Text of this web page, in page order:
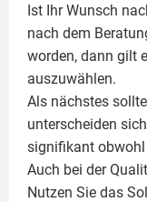
Ist Ihr Wunsch
nach dem
worden, dann gilt
auszuwählen.
Als nächstes
unterscheiden
signifikant
Auch bei der
Nutzen Sie das